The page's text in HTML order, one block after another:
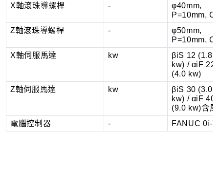
X軸滾珠導螺桿 -
φ40mm,
P=10mm,
Z軸滾珠導螺桿
-
φ50mm,
P=10mm,
X軸伺服馬達
kw
βiS 12 (1.8
kw) / αiF 22
(4.0 kw)
Z軸伺服馬達
kw
βiS 30 (3.0
kw) / αiF 40
(9.0 kw)含
電腦控制器
- FANUC 0i-T